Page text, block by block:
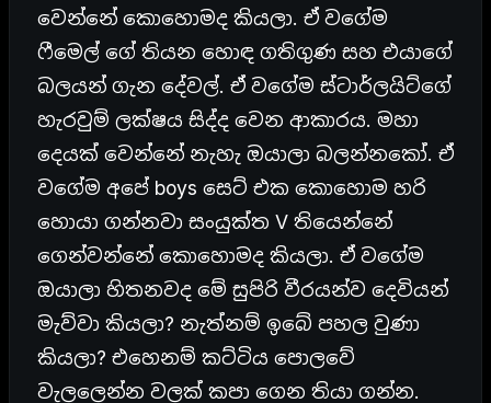
වෙන්නේ කොහොමද කියලා. ඒ වගේම
ෆීමෙල් ගේ තියන හොඳ ගතිගුණ සහ එයාගේ
බලයන් ගැන දේවල්. ඒ වගේම ස්ටාර්ලයිට්ගේ
හැරවුම් ලක්ෂය සිද්ද වෙන ආකාරය. මහා
දෙයක් වෙන්නේ නැහැ ඔයාලා බලන්නකෝ. ඒ
වගේම අපේ boys සෙට් එක කොහොම හරි
හොයා ගන්නවා සංයුක්ත V තියෙන්නේ
ගෙන්වන්නේ කොහොමද කියලා. ඒ වගේම
ඔයාලා හිතනවද මේ සුපිරි වීරයන්ව දෙවියන්
මැව්වා කියලා? නැත්නම් ඉබේ පහල වුණා
කියලා? එහෙනම් කට්ටිය පොලවේ
වැලලෙන්න වලක් කපා ගෙන තියා ගන්න.